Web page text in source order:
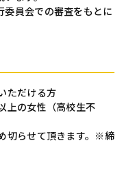
員会での審査をもとに
ただける方
上の女性（高校生不
切らせて頂きます。※締